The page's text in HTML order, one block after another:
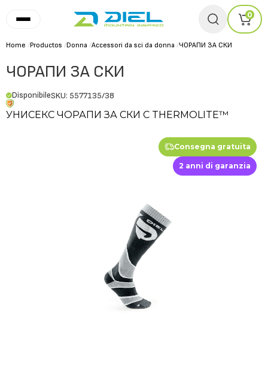
0
Home /Productos /Donna /Accessori da sci da donna /ЧОРАПИ ЗА СКИ
ЧОРАПИ ЗА СКИ
DisponibileSKU: 5577135/38
УНИСЕКС ЧОРАПИ ЗА СКИ С THERMOLITE™
Consegna gratuita
2 anni di garanzia